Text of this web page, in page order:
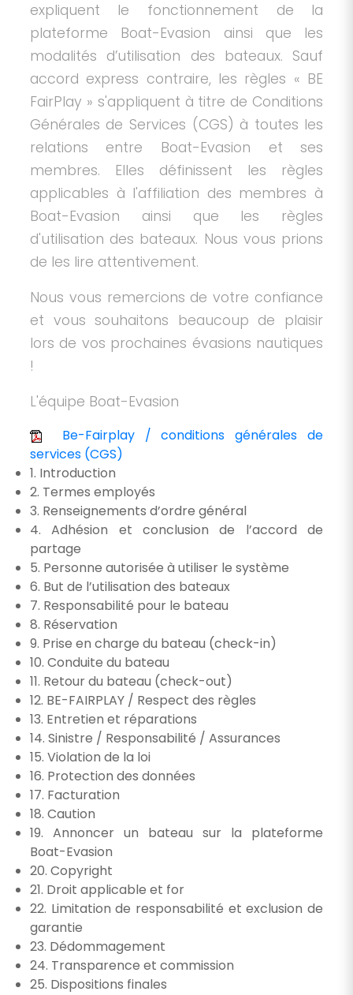
expliquent le fonctionnement de la
plateforme Boat-Evasion ainsi que les
modalités d’utilisation des bateaux. Sauf
accord express contraire, les règles « BE
FairPlay » s'appliquent à titre de Conditions
Générales de Services (CGS) à toutes les
relations entre Boat-Evasion et ses
membres. Elles définissent les règles
applicables à l'affiliation des membres à
Boat-Evasion ainsi que les règles
d'utilisation des bateaux. Nous vous prions
de les lire attentivement.
Nous vous remercions de votre confiance
et vous souhaitons beaucoup de plaisir
lors de vos prochaines évasions nautiques
!
L'équipe Boat-Evasion
Be-Fairplay / conditions générales de
services (CGS)
1. Introduction
2. Termes employés
3. Renseignements d’ordre général
4. Adhésion et conclusion de l’accord de
partage
5. Personne autorisée à utiliser le système
6. But de l’utilisation des bateaux
7. Responsabilité pour le bateau
8. Réservation
9. Prise en charge du bateau (check-in)
10. Conduite du bateau
11. Retour du bateau (check-out)
12. BE-FAIRPLAY / Respect des règles
13. Entretien et réparations
14. Sinistre / Responsabilité / Assurances
15. Violation de la loi
16. Protection des données
17. Facturation
18. Caution
19. Annoncer un bateau sur la plateforme
Boat-Evasion
20. Copyright
21. Droit applicable et for
22. Limitation de responsabilité et exclusion de
garantie
23. Dédommagement
24. Transparence et commission
25. Dispositions finales